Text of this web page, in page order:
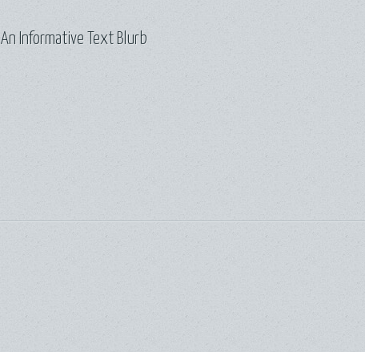
An Informative Text Blurb